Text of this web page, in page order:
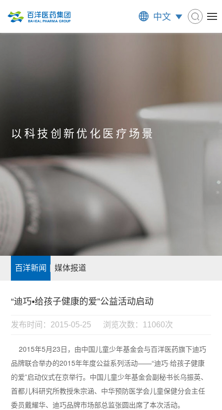
中文
以科技创新优化医疗场景
百洋新闻 媒体报道
“迪巧•给孩子健康的爱”公益活动启动
发布时间：2015-05-25 浏览次数：11060次
2015年5月23日，由中国儿童少年基金会与百洋医药旗下迪巧
品牌联合举办的2015年年度公益系列活动——“迪巧·给孩子健康
的爱”启动仪式在京举行。中国儿童少年基金会副秘书长乌振英、
首都儿科研究所教授朱宗涵、中华预防医学会儿童保健分会主任
委员戴耀华、迪巧品牌市场部总监张圆出席了本次活动。